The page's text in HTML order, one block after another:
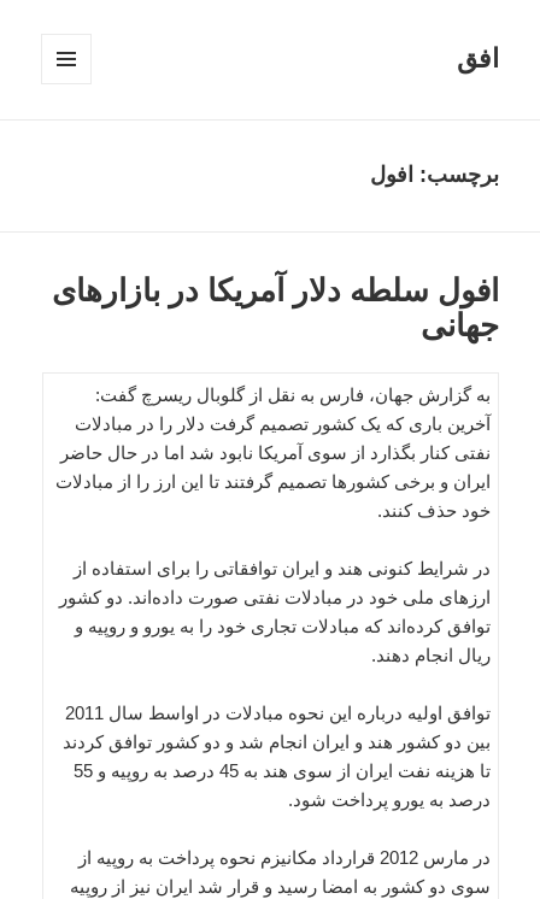
افق
برچسب: افول
افول سلطه دلار آمریکا در بازارهای
جهانی
به گزارش جهان، فارس به نقل از گلوبال ریسرچ گفت:
آخرین باری که یک کشور تصمیم گرفت دلار را در مبادلات
نفتی کنار بگذارد از سوی آمریکا نابود شد اما در حال حاضر
ایران و برخی کشورها تصمیم گرفتند تا این ارز را از مبادلات
خود حذف کنند.
در شرایط کنونی هند و ایران توافقاتی را برای استفاده از
ارز‌های ملی خود در مبادلات نفتی صورت داده‌اند. دو کشور
توافق کرده‌اند که مبادلات تجاری خود را به یورو و روپیه و
ریال انجام دهند.
توافق اولیه درباره این نحوه مبادلات در اواسط سال 2011
بین دو کشور هند و ایران انجام شد و دو کشور توافق کردند
تا هزینه نفت ایران از سوی هند به 45 درصد به روپیه و 55
درصد به یورو پرداخت شود.
در مارس 2012 قرارداد مکانیزم نحوه پرداخت به روپیه از
سوی دو کشور به امضا رسید و قرار شد ایران نیز از روپیه